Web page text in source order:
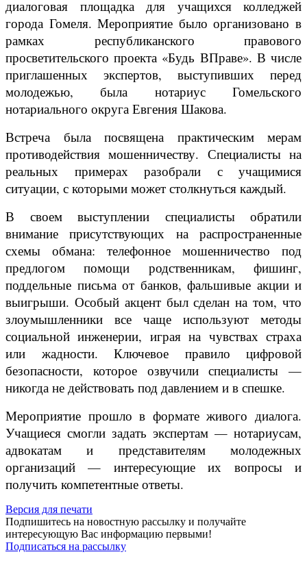
диалоговая площадка для учащихся колледжей
города Гомеля. Мероприятие было организовано в
рамках республиканского правового
просветительского проекта «Будь ВПраве». В числе
приглашенных экспертов, выступивших перед
молодежью, была нотариус Гомельского
нотариального округа Евгения Шакова.
Встреча была посвящена практическим мерам
противодействия мошенничеству. Специалисты на
реальных примерах разобрали с учащимися
ситуации, с которыми может столкнуться каждый.
В своем выступлении специалисты обратили
внимание присутствующих на распространенные
схемы обмана: телефонное мошенничество под
предлогом помощи родственникам, фишинг,
поддельные письма от банков, фальшивые акции и
выигрыши. Особый акцент был сделан на том, что
злоумышленники все чаще используют методы
социальной инженерии, играя на чувствах страха
или жадности. Ключевое правило цифровой
безопасности, которое озвучили специалисты —
никогда не действовать под давлением и в спешке.
Мероприятие прошло в формате живого диалога.
Учащиеся смогли задать экспертам — нотариусам,
адвокатам и представителям молодежных
организаций — интересующие их вопросы и
получить компетентные ответы.
Версия для печати
Подпишитесь на новостную рассылку и получайте
интересующую Вас информацию первыми!
Подписаться на рассылку